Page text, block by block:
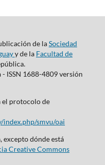
de laSociedad
y de la Facultad de
ISSN 1688-4809 versión
el protocolo de
smvu/oai
excepto dónde está
Creative Commons